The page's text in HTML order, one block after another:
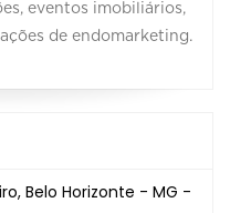
eventos imobiliários,
de endomarketing.
Belo Horizonte - MG -